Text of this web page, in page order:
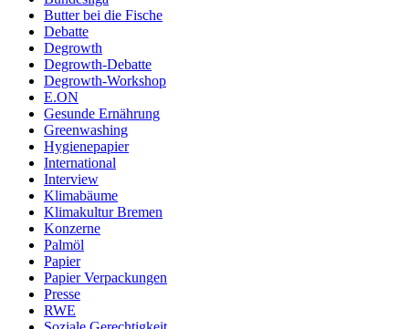
Butter bei die Fische
Debatte
Degrowth
Degrowth-Debatte
Degrowth-Workshop
E.ON
Gesunde Ernährung
Greenwashing
Hygienepapier
International
Interview
Klimabäume
Klimakultur Bremen
Konzerne
Palmöl
Papier
Papier Verpackungen
Presse
RWE